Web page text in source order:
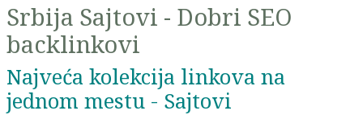
Srbija Sajtovi - Dobri SEO
backlinkovi
Najveća kolekcija linkova na
jednom mestu - Sajtovi